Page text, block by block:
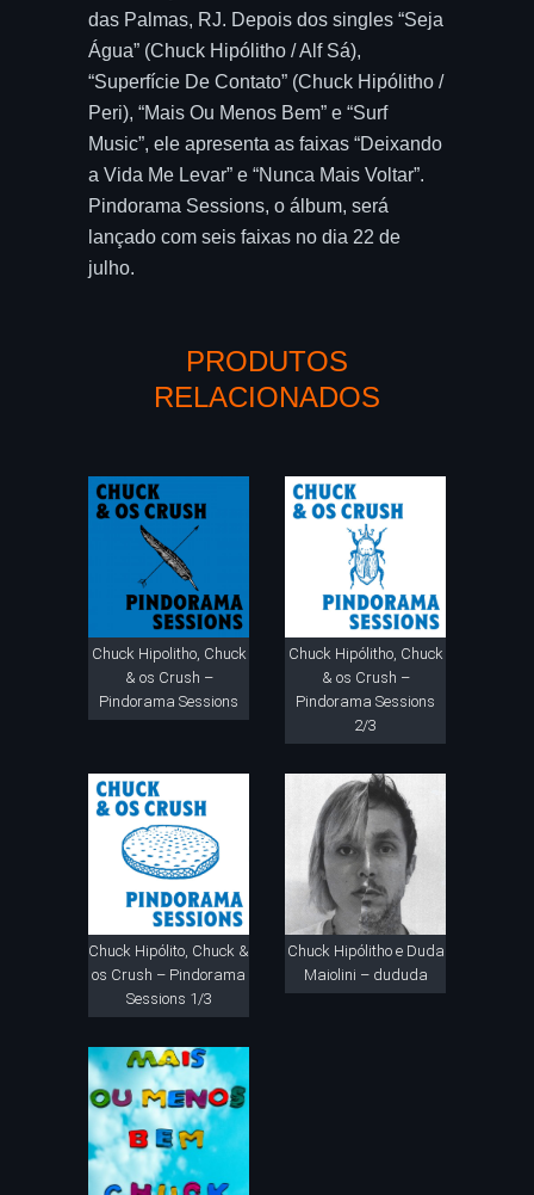
das Palmas, RJ. Depois dos singles “Seja
Água” (Chuck Hipólitho / Alf Sá),
“Superfície De Contato” (Chuck Hipólitho /
Peri), “Mais Ou Menos Bem” e “Surf
Music”, ele apresenta as faixas “Deixando
a Vida Me Levar” e “Nunca Mais Voltar”.
Pindorama Sessions, o álbum, será
lançado com seis faixas no dia 22 de
julho.
PRODUTOS
RELACIONADOS
Chuck Hipolitho, Chuck
& os Crush –
Pindorama Sessions
Chuck Hipólitho, Chuck
& os Crush –
Pindorama Sessions
2/3
Chuck Hipólito, Chuck &
os Crush – Pindorama
Sessions 1/3
Chuck Hipólitho e Duda
Maiolini – dududa